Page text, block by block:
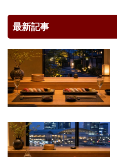
最新記事